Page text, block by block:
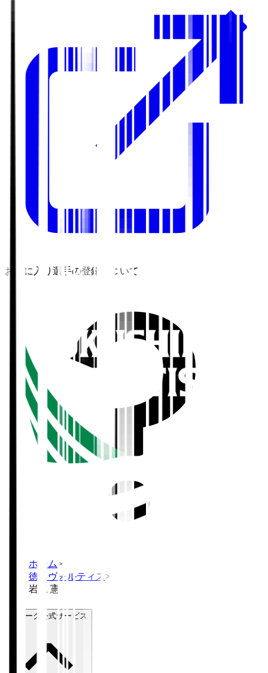
お気に入り選手の登録について
ホーム >
徳島ヴォルティス >
岩尾 憲
Ｊリーグ公式サービス